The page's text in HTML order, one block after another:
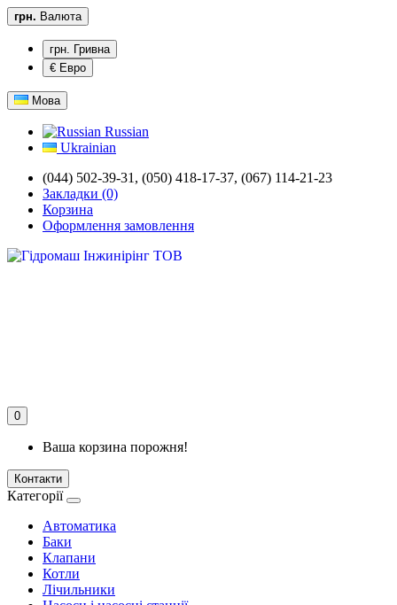
грн. Валюта
грн. Гривна
€ Евро
Мова
Russian
Ukrainian
(044) 502-39-31, (050) 418-17-37, (067) 114-21-23
Закладки (0)
Корзина
Оформлення замовлення
0
Ваша корзина порожня!
Контакти
Категорії
Автоматика
Баки
Клапани
Котли
Лічильники